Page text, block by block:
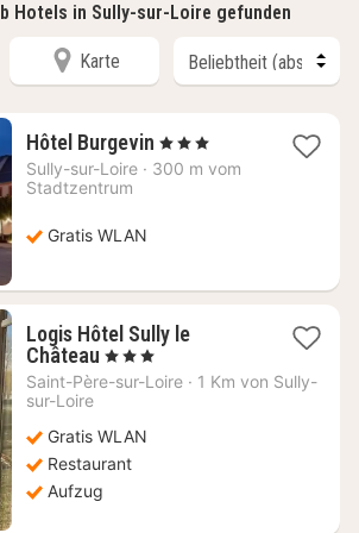
Hotels in Sully-sur-Loire gefunden
Karte
Hôtel Burgevin 1
Nacht
, 3 Sterne
Sully-sur-Loire · 300 m vom
Stadtzentrum
Gratis WLAN
Logis Hôtel Sully le
Château 1
Nacht
€
, 3 Sterne
Saint-Père-sur-Loire · 1 Km von Sully-
sur-Loire
Gratis WLAN
Restaurant
Aufzug